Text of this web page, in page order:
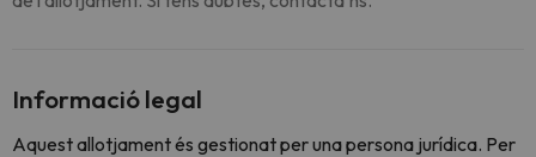
Informació legal
Aquest allotjament és gestionat per una persona jurídica. Per